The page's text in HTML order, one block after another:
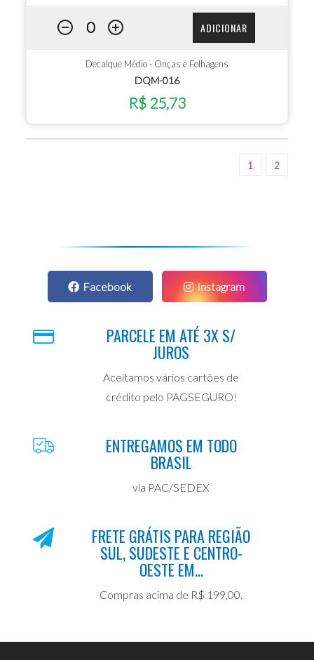
ADICIONAR
Decalque Médio - Onças e Folhagens
DQM-016
R$ 25,73
1 2
Facebook Instagram
PARCELE EM ATÉ 3X S/
JUROS
Aceitamos vários cartões de
crédito pelo PAGSEGURO!
ENTREGAMOS EM TODO
BRASIL
via PAC/SEDEX
FRETE GRÁTIS PARA REGIÃO
SUL, SUDESTE E CENTRO-
OESTE EM...
Compras acima de R$ 199,00.